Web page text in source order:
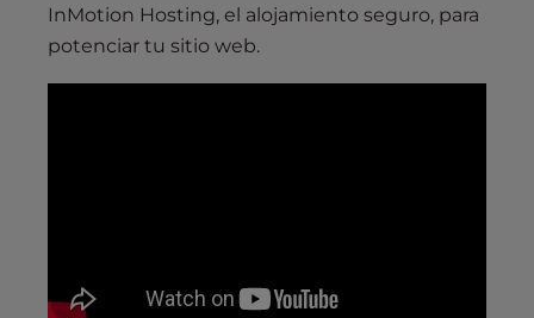
InMotion Hosting, el alojamiento seguro, para
potenciar tu sitio web.